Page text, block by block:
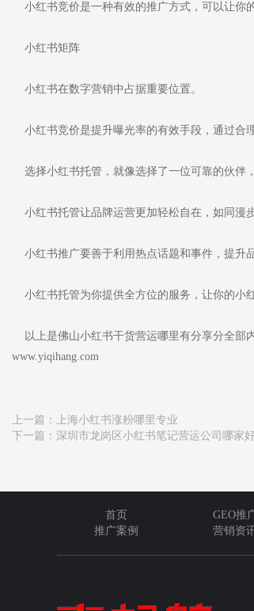
小红书竞价是一种有效的推广方式，可以让你
小红书矩阵
小红书在数字营销中占据重要位置。
小红书竞价是提升曝光率的有效手段，通过合
选择小红书托管，就像选择了一位可靠的伙伴
小红书托管让品牌运营更加轻松自在，如同漫
小红书推广要善于利用热点话题和事件，提升
小红书托管为你提供全方位的服务，让你的小
以上是佛山小红书干货营运哪里有分享分全部
www.yiqihang.com
上一篇：
上海小红书涨粉哪里专业
下一篇： 深圳市龙岗区小红书笔记营运公司哪家
首页 GEO推
推广案例
营销资